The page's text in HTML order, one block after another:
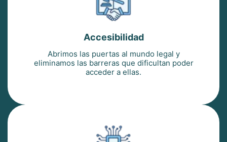
Accesibilidad
Abrimos las puertas al mundo legal y
eliminamos las barreras que dificultan poder
acceder a ellas.